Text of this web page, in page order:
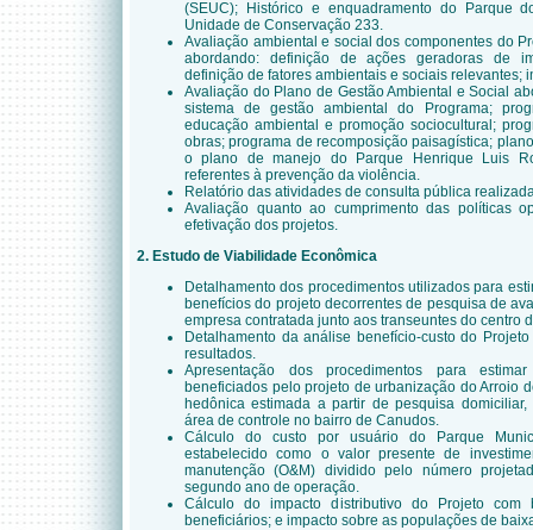
(SEUC); Histórico e enquadramento do Parque
Unidade de Conservação 233.
Avaliação ambiental e social dos componentes do
abordando: definição de ações geradoras de
definição de fatores ambientais e sociais relevantes;
Avaliação do Plano de Gestão Ambiental e Social
sistema de gestão ambiental do Programa;
educação ambiental e promoção sociocultural;
obras; programa de recomposição paisagística;
o plano de manejo do Parque Henrique Luis
referentes à prevenção da violência.
Relatório das atividades de consulta pública
Avaliação quanto ao cumprimento das políticas
efetivação dos projetos.
2. Estudo de Viabilidade Econômica
Detalhamento dos procedimentos utilizados para
benefícios do projeto decorrentes de pesquisa de
empresa contratada junto aos transeuntes do centro
Detalhamento da análise benefício-custo do
resultados.
Apresentação dos procedimentos para
beneficiados pelo projeto de urbanização do Arroio
hedônica estimada a partir de pesquisa
área de controle no bairro de Canudos.
Cálculo do custo por usuário do Parque
estabelecido como o valor presente de
manutenção (O&M) dividido pelo número
segundo ano de operação.
Cálculo do impacto distributivo do Projeto
beneficiários; e impacto sobre as populações de